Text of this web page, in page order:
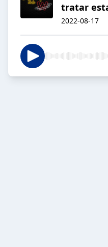
tratar
2022-08-17